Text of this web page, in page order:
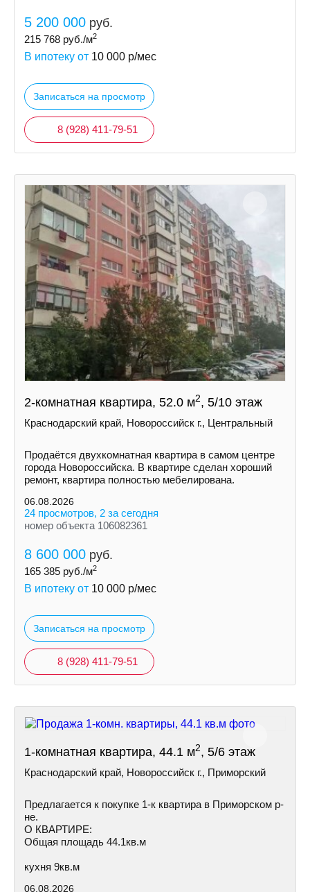
5 200 000 руб.
215 768 руб./м2
В ипотеку от 10 000 р/мес
Записаться на просмотр
8 (928) 411-79-51
2-комнатная квартира, 52.0 м2, 5/10 этаж
Краснодарский край, Новороссийск г., Центральный
Продаётся двухкомнатная квартира в самом центре
города Новороссийска. В квартире сделан хороший
ремонт, квартира полностью мебелирована.
06.08.2026
24 просмотров, 2 за сегодня
номер объекта 106082361
8 600 000 руб.
165 385 руб./м2
В ипотеку от 10 000 р/мес
Записаться на просмотр
8 (928) 411-79-51
1-комнатная квартира, 44.1 м2, 5/6 этаж
Краснодарский край, Новороссийск г., Приморский
Предлагается к покупке 1-к квартира в Приморском р-
не.
О КВАРТИРЕ:
Общая площадь 44.1кв.м
кухня 9кв.м
06.08.2026